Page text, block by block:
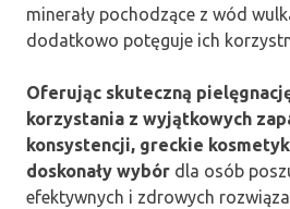
minerały pochodzące z wód
dodatkowo potęguje ich
Oferując skuteczną
korzystania z wyjątkowych
konsystencji, greckie
doskonały wybór dla osób
efektywnych i zdrowych